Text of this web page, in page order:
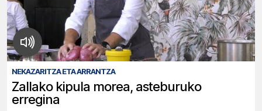
NEKAZARITZA ETA ARRANTZA
Zallako kipula morea, asteburuko
erregina